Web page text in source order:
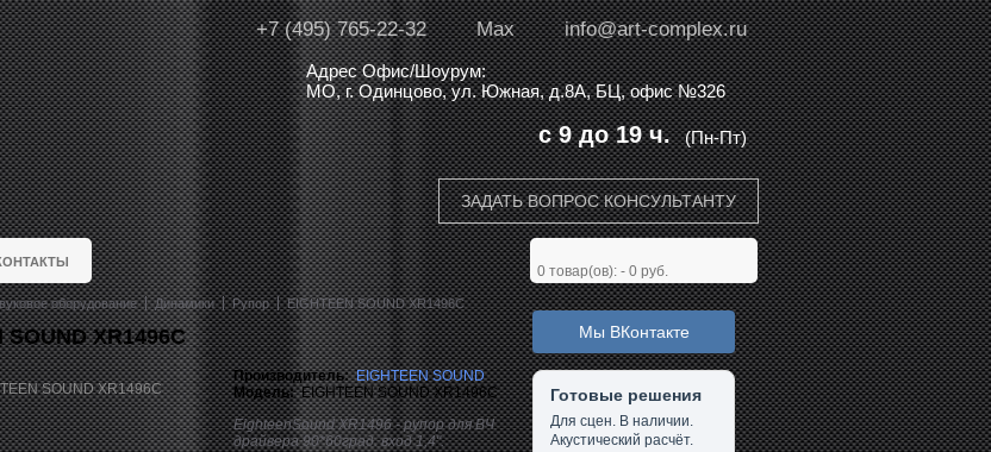
info@art-complex.ru
Max
+7 (495) 765-22-32
Адрес Офис/Шоурум:
МО, г. Одинцово, ул. Южная, д.8А, БЦ, офис №326
(Пн-Пт)
с 9 до 19 ч.
ЗАДАТЬ ВОПРОС КОНСУЛЬТАНТУ
0 товар(ов): - 0 руб.
оборудование Динамики Рупор EIGHTEEN SOUND XR1496C
SOUND XR1496C
Производитель: EIGHTEEN SOUND
Модель:EIGHTEEN SOUND XR1496C
EighteenSound XR1496 - рупор для ВЧ
драйвера 90*60град. вход 1,4".
Мы ВКонтакте
Готовые решения
Для сцен. В наличии.
Акустический расчёт.